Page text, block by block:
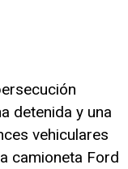
detenida y una
vehiculares
camioneta Ford